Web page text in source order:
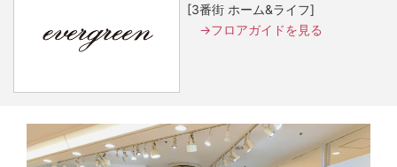
[3番街 ホーム&ライフ]
→フロアガイドを見る